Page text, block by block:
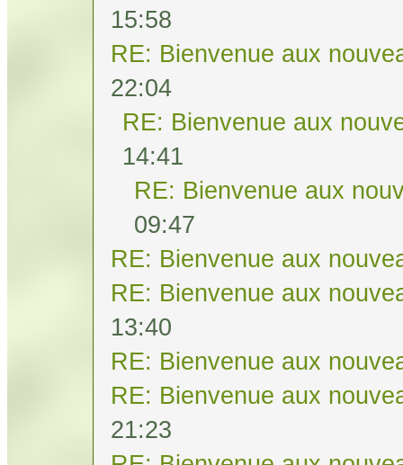
15:58
RE: Bienvenue aux
22:04
RE: Bienvenue aux
14:41
RE: Bienvenue aux
09:47
RE: Bienvenue aux
RE: Bienvenue aux
13:40
RE: Bienvenue aux
RE: Bienvenue aux
21:23